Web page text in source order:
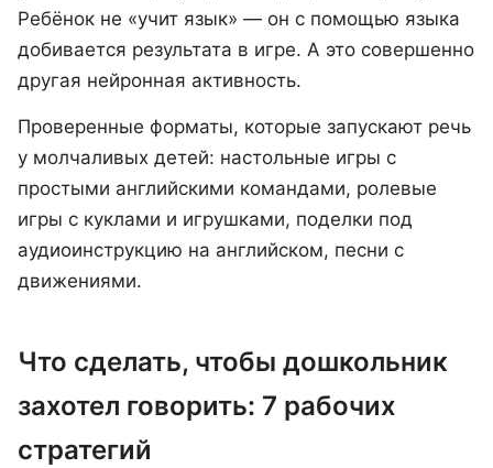
Ребёнок не «учит язык» — он с помощью языка
добивается результата в игре. А это совершенно
другая нейронная активность.
Проверенные форматы, которые запускают речь
у молчаливых детей: настольные игры с
простыми английскими командами, ролевые
игры с куклами и игрушками, поделки под
аудиоинструкцию на английском, песни с
движениями.
Что сделать, чтобы дошкольник
захотел говорить: 7 рабочих
стратегий